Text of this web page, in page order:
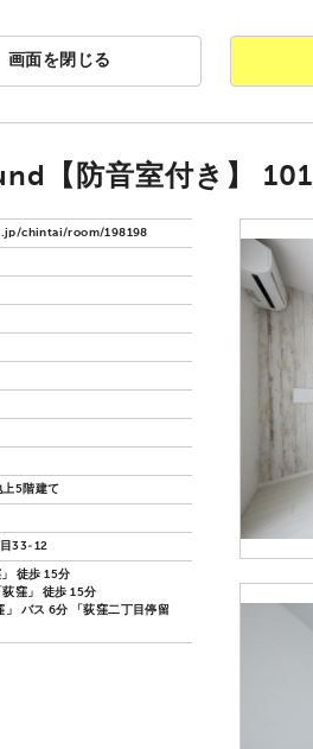
画面を閉じる
【防音室付き】 101
chintai/room/198198
上5階建て
目33-12
徒歩 15分
窪」 徒歩 15分
」 バス 6分 「荻窪二丁目停留